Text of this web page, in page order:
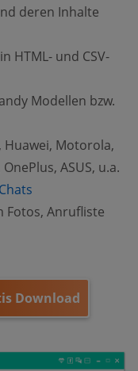
deren Inhalte
HTML- und CSV-
Modellen bzw.
Huawei, Motorola,
ASUS, u.a.
Fotos, Anrufliste
Download